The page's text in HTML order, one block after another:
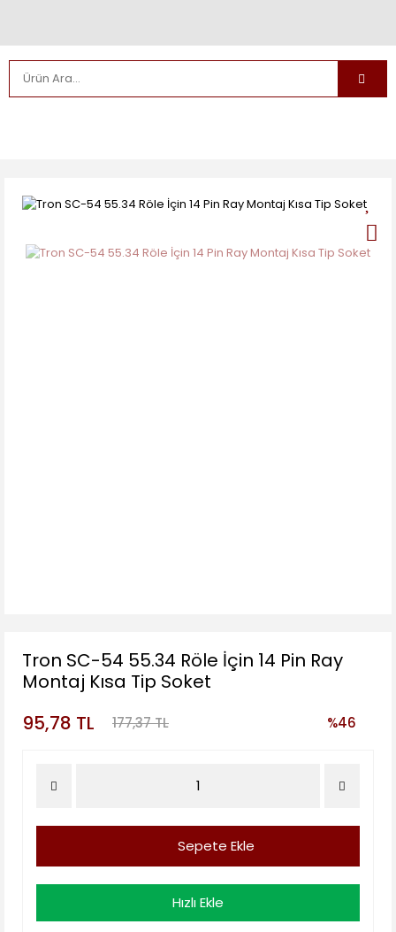
Tron SC-54 55.34 Röle İçin 14 Pin Ray
Montaj Kısa Tip Soket
95,78 TL
177,37 TL %46
Sepete Ekle
Hızlı Ekle